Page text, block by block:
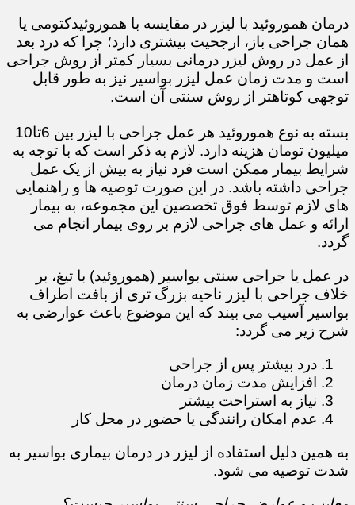
درمان هموروئید با لیزر در مقایسه با هموروئیدکتومی یا
همان جراحی باز، ارجحیت بیشتری دارد؛ چرا که درد بعد
از عمل در روش لیزر درمانی بسیار کمتر از روش جراحی
است و مدت زمان عمل لیزر بواسیر نیز به طور قابل
توجهی کوتاهتر از روش سنتی آن است.
بسته به نوع هموروئید هر عمل جراحی با لیزر بین 6تا10
میلیون تومان هزینه دارد. لازم به ذکر است که با توجه به
شرایط بیمار ممکن است فرد نیاز به بیش از یک عمل
جراحی داشته باشد. در این صورت توصیه ها و راهنمایی
های لازم توسط فوق تخصصین این مجموعه، به بیمار
ارائه و عمل های جراحی لازم بر روی بیمار انجام می
گردد.
در عمل یا جراحی سنتی بواسیر (هموروئید) با تیغ، بر
خلاف جراحی با لیزر ناحیه بزرگ تری از بافت اطراف
بواسیر آسیب می بیند که این موضوع باعث عوارضی به
شرح زیر می گردد:
درد بیشتر پس از جراحی
افزایش مدت زمان درمان
نیاز به استراحت بیشتر
عدم امکان رانندگی یا حضور در محل کار
​​​​​​​به همین دلیل استفاده از لیزر در درمان بیماری بواسیر به
شدت توصیه می شود.